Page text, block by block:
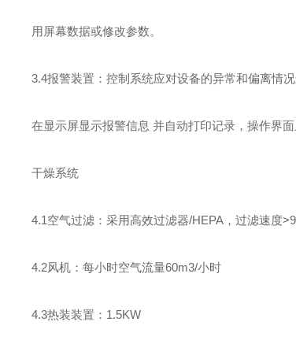
用屏幕数据或修改参数。
3.4报警装置：控制系统应对设备的异常和偏离情
在显示屏显示报警信息 并自动打印记录，操作界面
干燥系统
4.1空气过滤：采用高效过滤器/HEPA，过滤速度
4.2风机：每小时空气流量60m3/小时
4.3热装装置：1.5KW